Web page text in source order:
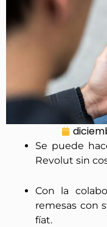
Se puede
Revolut sin
Con la
remesas con
fíat.